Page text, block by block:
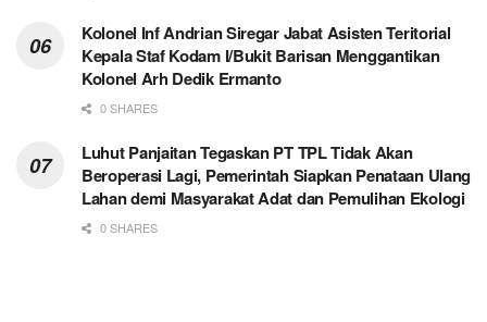
Kolonel Inf Andrian Siregar Jabat Asisten Teritorial
Kepala Staf Kodam I/Bukit Barisan Menggantikan
Kolonel Arh Dedik Ermanto
0 SHARES
Luhut Panjaitan Tegaskan PT TPL Tidak Akan
Beroperasi Lagi, Pemerintah Siapkan Penataan Ulang
Lahan demi Masyarakat Adat dan Pemulihan Ekologi
0 SHARES